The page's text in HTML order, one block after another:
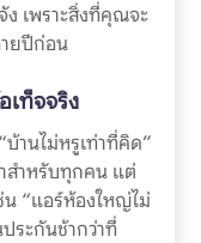
ง เพราะสิ่งที่คุณจะ
ยปีก่อน
เท็จจริง
บ้านไม่หรูเท่าที่คิด”
สำหรับทุกคน แต่
น “แอร์ห้องใหญ่ไม่
ระกันช้ากว่าที่